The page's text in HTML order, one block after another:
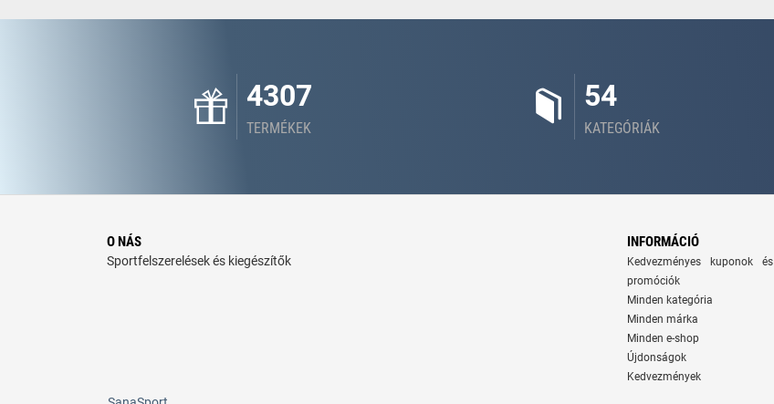
4307
TERMÉKEK
54
KATEGÓRIÁK
O NÁS
Sportfelszerelések és kiegészítők
INFORMÁCIÓ
Kedvezményes kuponok és
promóciók
Minden kategória
Minden márka
Minden e-shop
Újdonságok
Kedvezmények